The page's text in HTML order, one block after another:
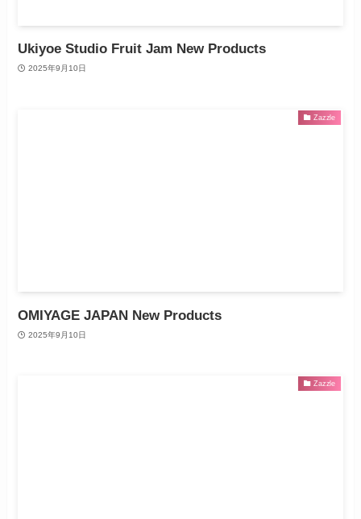
Ukiyoe Studio Fruit Jam New Products
2025年9月10日
Zazzle
OMIYAGE JAPAN New Products
2025年9月10日
Zazzle